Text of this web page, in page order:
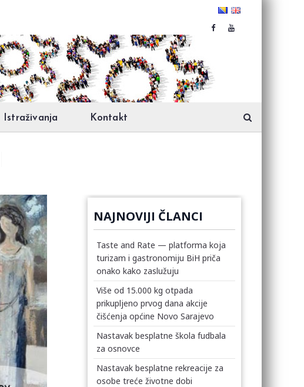
Istraživanja Kontakt
NAJNOVIJI ČLANCI
Taste and Rate — platforma koja
turizam i gastronomiju BiH priča
onako kako zaslužuju
Više od 15.000 kg otpada
prikupljeno prvog dana akcije
čišćenja općine Novo Sarajevo
Nastavak besplatne škola fudbala
za osnovce
Nastavak besplatne rekreacije za
osobe treće životne dobi